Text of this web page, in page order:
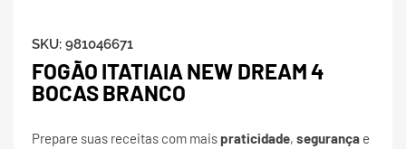
SKU: 981046671
FOGÃO ITATIAIA NEW DREAM 4
BOCAS BRANCO
Prepare suas receitas com maispraticidade, segurança e